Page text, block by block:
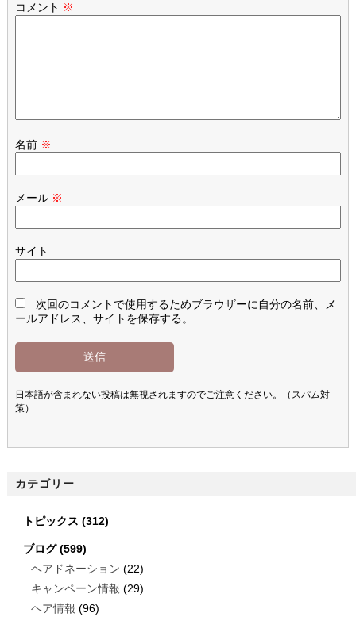
コメント ※
名前 ※
メール ※
サイト
次回のコメントで使用するためブラウザーに自分の名前、メ
ールアドレス、サイトを保存する。
日本語が含まれない投稿は無視されますのでご注意ください。（スパム対
策）
カテゴリー
トピックス (312)
ブログ(599)
ヘアドネーション (22)
キャンペーン情報 (29)
ヘア情報 (96)